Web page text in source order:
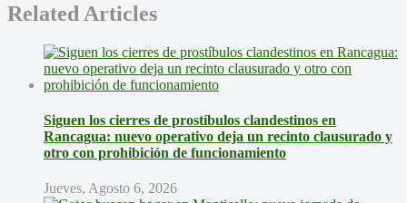
Related Articles
Siguen los cierres de prostíbulos clandestinos en
Rancagua: nuevo operativo deja un recinto clausurado y
otro con prohibición de funcionamiento
Jueves, Agosto 6, 2026